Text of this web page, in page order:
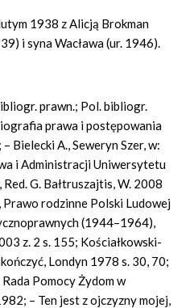
1938 z Alicją Brokman
i syna Wacława (ur. 1946).
prawn.; Pol. bibliogr.
prawa i postępowania
Bielecki A., Seweryn Szer, w:
i Administracji Uniwersytetu
G. Bałtruszajtis, W. 2008
Prawo rodzinne Polski Ludowej
(1944–1964),
z. 2 s. 155; Kościałkowski-
Londyn 1978 s. 30, 70;
Pomocy Żydom w
– Ten jest z ojczyzny mojej,